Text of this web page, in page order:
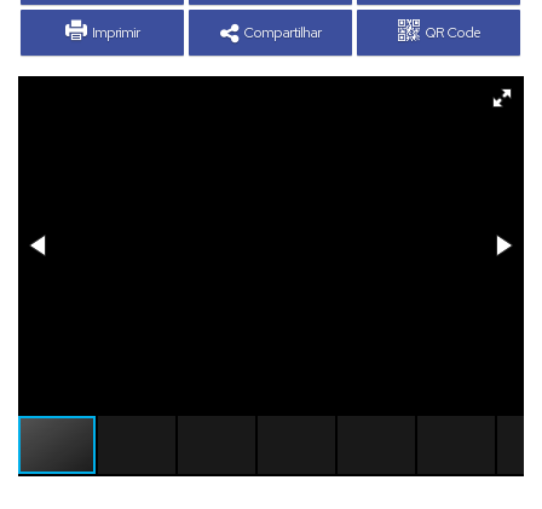
Imprimir Compartilhar QR Code